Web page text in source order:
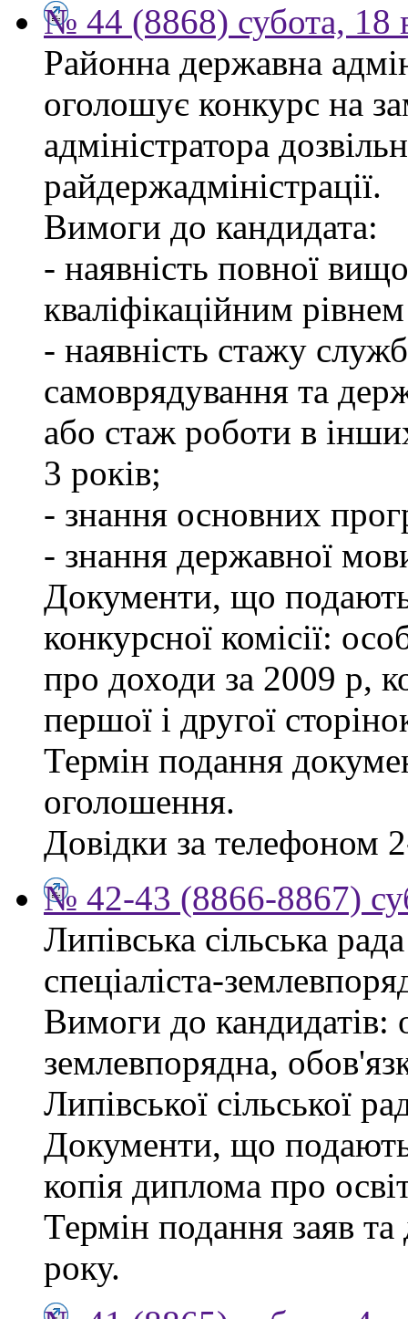
№ 44 (8868) субота, 18
Районна державна
оголошує конкурс на
адміністратора
райдержадміністрації.
Вимоги до кандидата:
- наявність повної
кваліфікаційним
- наявність стажу
самоврядування та
або стаж роботи в
3 років;
- знання основних
- знання державної
Документи, що
конкурсної комісії:
про доходи за 2009 р,
першої і другої
Термін подання
оголошення.
Довідки за телефоном
№ 42-43 (8866-8867)
Липівська сільська
спеціаліста-
Вимоги до кандидатів:
землевпорядна,
Липівської сільської
Документи, що
копія диплома про
Термін подання заяв
року.